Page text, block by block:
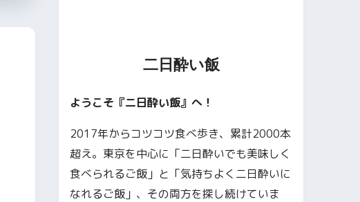
二日酔い飯
ようこそ『二日酔い飯』へ！
2017年からコツコツ食べ歩き、累計2000本
超え。東京を中心に「二日酔いでも美味しく
食べられるご飯」と「気持ちよく二日酔いに
なれるご飯」、その両方を探し続けていま